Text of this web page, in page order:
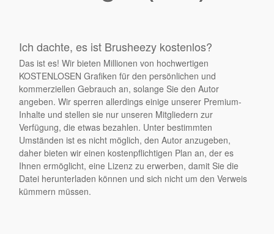
Ich dachte, es ist Brusheezy kostenlos?
Das ist es! Wir bieten Millionen von hochwertigen
KOSTENLOSEN Grafiken für den persönlichen und
kommerziellen Gebrauch an, solange Sie den Autor
angeben. Wir sperren allerdings einige unserer Premium-
Inhalte und stellen sie nur unseren Mitgliedern zur
Verfügung, die etwas bezahlen. Unter bestimmten
Umständen ist es nicht möglich, den Autor anzugeben,
daher bieten wir einen kostenpflichtigen Plan an, der es
Ihnen ermöglicht, eine Lizenz zu erwerben, damit Sie die
Datei herunterladen können und sich nicht um den Verweis
kümmern müssen.